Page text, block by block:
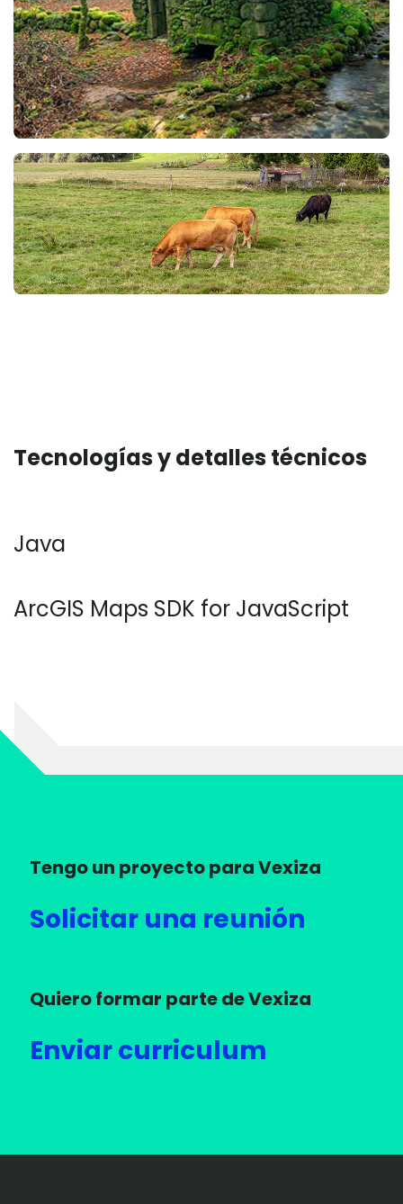
Tecnologías y detalles técnicos
Java
ArcGIS Maps SDK for JavaScript
Tengo un proyecto para Vexiza
Solicitar una reunión
Quiero formar parte de Vexiza
Enviar curriculum